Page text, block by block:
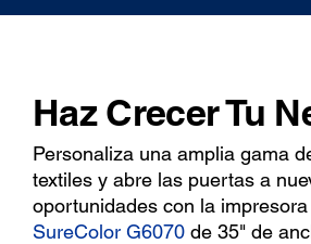
Haz Crecer Tu
Personaliza una amplia gama
textiles y abre las puertas a
oportunidades con la impresora
SureColor G6070 de 35" de